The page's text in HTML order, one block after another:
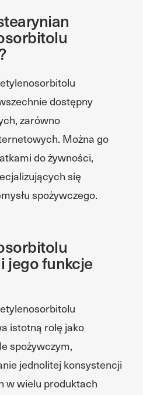
dostępny
zarówno
Można go
do żywności,
się
spożywczego.
jego funkcje
istotną rolę jako
spożywczym,
jednolitej konsystencji
w wielu produktach